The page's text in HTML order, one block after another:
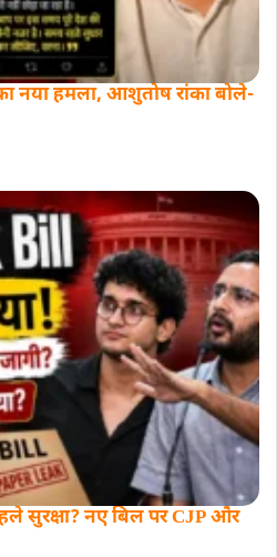
नया हमला, आशुतोष रांका बोले-
सुरक्षा? नए बिल पर CJP और